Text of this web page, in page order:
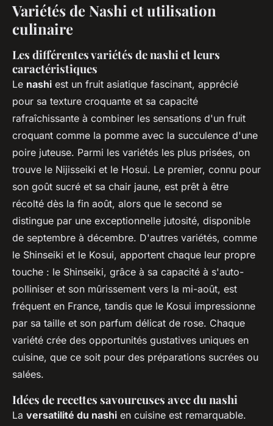
Variétés de Nashi et utilisation
culinaire
Les différentes variétés de nashi et leurs
caractéristiques
Le nashi est un fruit asiatique fascinant, apprécié
pour sa texture croquante et sa capacité
rafraîchissante à combiner les sensations d'un fruit
croquant comme la pomme avec la succulence d'une
poire juteuse. Parmi les variétés les plus prisées, on
trouve le Nijisseiki et le Hosui. Le premier, connu pour
son goût sucré et sa chair jaune, est prêt à être
récolté dès la fin août, alors que le second se
distingue par une exceptionnelle jutosité, disponible
de septembre à décembre. D'autres variétés, comme
le Shinseiki et le Kosui, apportent chaque leur propre
touche : le Shinseiki, grâce à sa capacité à s'auto-
polliniser et son mûrissement vers la mi-août, est
fréquent en France, tandis que le Kosui impressionne
par sa taille et son parfum délicat de rose. Chaque
variété crée des opportunités gustatives uniques en
cuisine, que ce soit pour des préparations sucrées ou
salées.
Idées de recettes savoureuses avec du nashi
La versatilité du nashi en cuisine est remarquable.